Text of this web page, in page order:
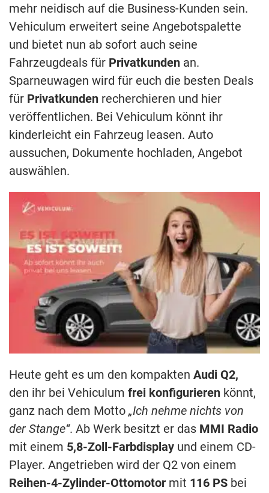
mehr neidisch auf die Business-Kunden sein.
Vehiculum erweitert seine Angebotspalette
und bietet nun ab sofort auch seine
Fahrzeugdeals für Privatkunden an.
Sparneuwagen wird für euch die besten Deals
für Privatkunden recherchieren und hier
veröffentlichen. Bei Vehiculum könnt ihr
kinderleicht ein Fahrzeug leasen. Auto
aussuchen, Dokumente hochladen, Angebot
auswählen.
Heute geht es um den kompakten Audi Q2,
den ihr bei Vehiculum frei konfigurieren könnt,
ganz nach dem Motto „Ich nehme nichts von
der Stange“. Ab Werk besitzt er das MMI Radio
mit einem 5,8-Zoll-Farbdisplay und einem CD-
Player. Angetrieben wird der Q2 von einem
Reihen-4-Zylinder-Ottomotor mit 116 PS bei